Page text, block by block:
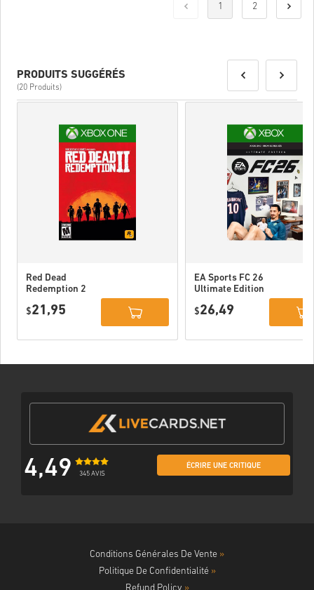
1 2
PRODUITS SUGGÉRÉS
(20 Produits)
Red Dead
Redemption 2
$21,95
EA Sports FC 26
Ultimate Edition
Series X|S
$26,49
4,49 345 AVIS
ÉCRIRE UNE CRITIQUE
Conditions Générales De Vente »
Politique De Confidentialité »